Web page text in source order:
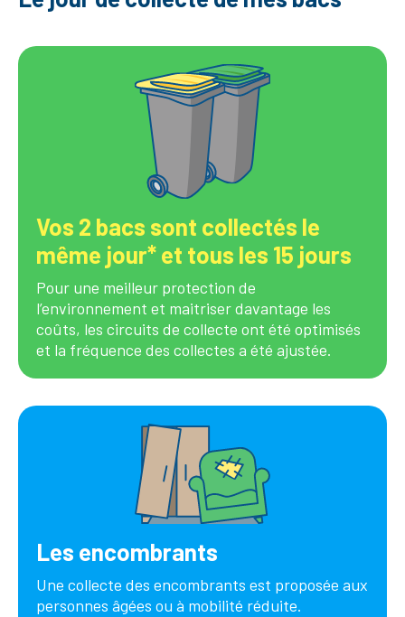
Vos 2 bacs sont collectés le
même jour* et tous les 15 jours
Pour une meilleur protection de
l’environnement et maitriser davantage les
coûts, les circuits de collecte ont été optimisés
et la fréquence des collectes a été ajustée.
Les encombrants
Une collecte des encombrants est proposée aux
personnes âgées ou à mobilité réduite.